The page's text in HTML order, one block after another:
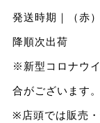
発送時期｜（赤
降順次出荷
※新型コロナウ
合がございます。
※店頭では販売・